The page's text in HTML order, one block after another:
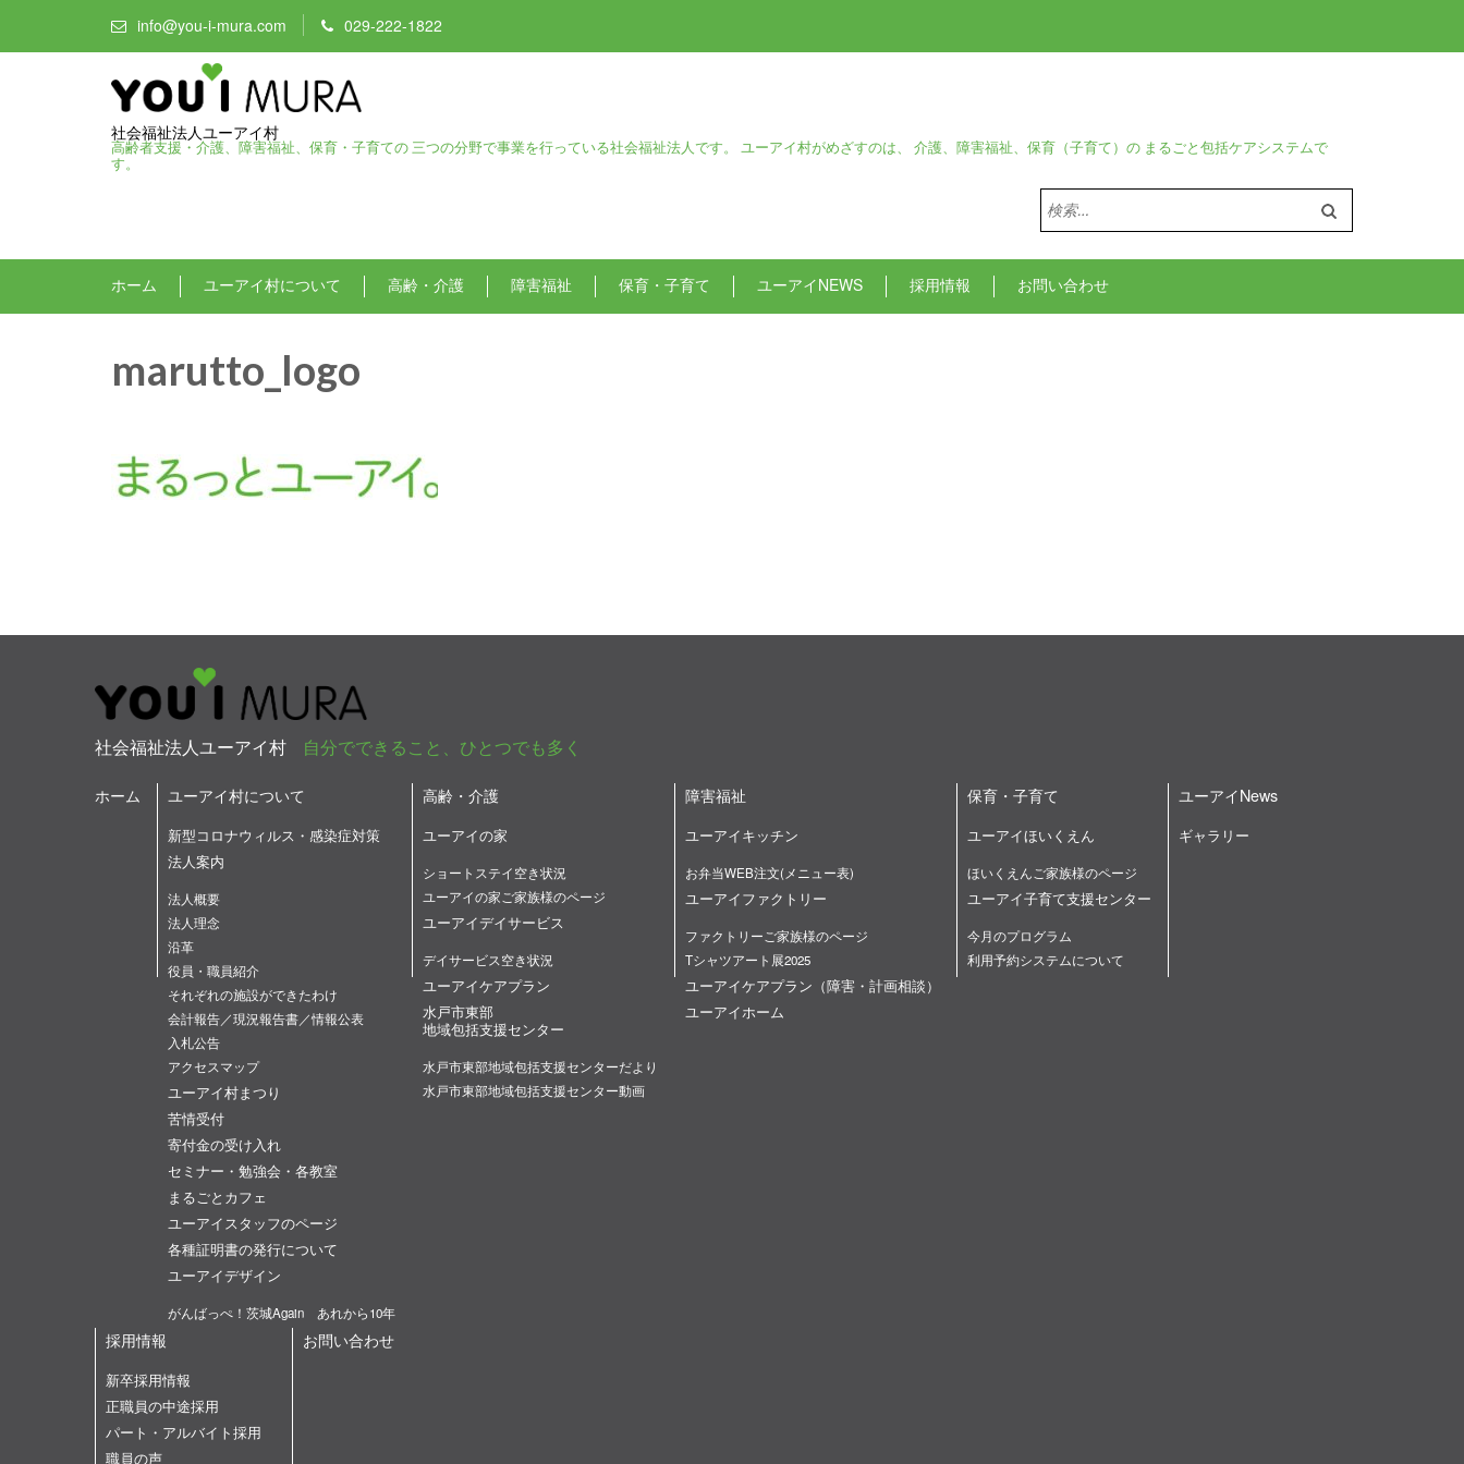
info@you-i-mura.com 029-222-1822
社会福祉法人ユーアイ村
高齢者支援・介護、障害福祉、保育・子育ての 三つの分野で事業を行っている社会福祉法人です。 ユーアイ村がめざすのは、 介護、障害福祉、保育（子育て）の まるごと包括ケアシステムで
す。
検
索:
ホーム ユーアイ村について 高齢・介護 障害福祉 保育・子育て ユーアイNEWS 採用情報 お問い合わせ
marutto_logo
社会福祉法人ユーアイ村 自分でできること、ひとつでも多く
ホーム ユーアイ村について
新型コロナウィルス・感染症対策
法人案内
法人概要
法人理念
沿革
役員・職員紹介
それぞれの施設ができたわけ
会計報告／現況報告書／情報公表
入札公告
アクセスマップ
ユーアイ村まつり
苦情受付
寄付金の受け入れ
セミナー・勉強会・各教室
まるごとカフェ
ユーアイスタッフのページ
各種証明書の発行について
ユーアイデザイン
がんばっぺ！茨城Again あれから10年
高齢・介護
ユーアイの家
ショートステイ空き状況
ユーアイの家ご家族様のページ
ユーアイデイサービス
デイサービス空き状況
ユーアイケアプラン
水戸市東部
地域包括支援センター
水戸市東部地域包括支援センターだより
水戸市東部地域包括支援センター動画
障害福祉
ユーアイキッチン
お弁当WEB注文(メニュー表)
ユーアイファクトリー
ファクトリーご家族様のページ
Tシャツアート展2025
ユーアイケアプラン（障害・計画相談）
ユーアイホーム
保育・子育て
ユーアイほいくえん
ほいくえんご家族様のページ
ユーアイ子育て支援センター
今月のプログラム
利用予約システムについて
ユーアイNews
ギャラリー
採用情報
新卒採用情報
正職員の中途採用
パート・アルバイト採用
職員の声
お問い合わせ